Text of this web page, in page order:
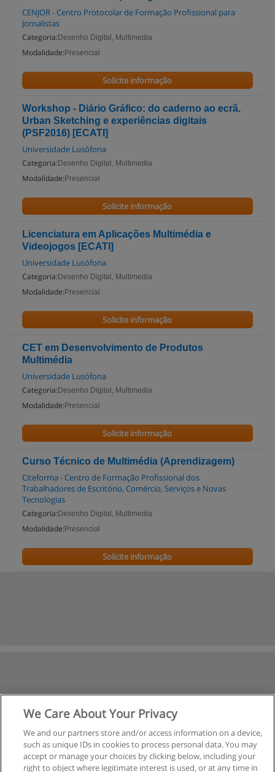
CENJOR - Centro Protocolar de Formação Profissional para
Jornalistas
Categoria: Desenho Digital, Multimedia
Modalidade: Presencial
Solicite informação
Workshop - Diário Gráfico: do caderno ao ecrã.
Urban Sketching e experiências digitais
(PSF2016) [ECATI]
Universidade Lusófona
Categoria: Desenho Digital, Multimedia
Modalidade: Presencial
Solicite informação
Licenciatura em Aplicações Multimédia e
Videojogos [ECATI]
Universidade Lusófona
Categoria: Desenho Digital, Multimedia
Modalidade: Presencial
Solicite informação
CET em Desenvolvimento de Produtos
Multimédia
Universidade Lusófona
Categoria: Desenho Digital, Multimedia
Modalidade: Presencial
Solicite informação
Curso Técnico de Multimédia (Aprendizagem)
Citeforma - Centro de Formação Profissional dos
Trabalhadores de Escritório, Comércio, Serviços e Novas
Tecnologias
Categoria: Desenho Digital, Multimedia
Modalidade: Presencial
Solicite informação
We Care About Your Privacy
We and our partners store and/or access information on a device,
such as unique IDs in cookies to process personal data. You may
accept or manage your choices by clicking below, including your
right to object where legitimate interest is used, or at any time in